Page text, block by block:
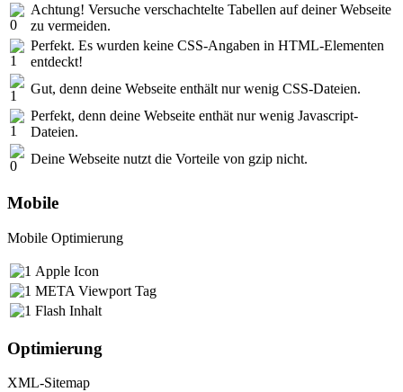
Achtung! Versuche verschachtelte Tabellen auf deiner Webseite
zu vermeiden.
Perfekt. Es wurden keine CSS-Angaben in HTML-Elementen
entdeckt!
Gut, denn deine Webseite enthält nur wenig CSS-Dateien.
Perfekt, denn deine Webseite enthät nur wenig Javascript-
Dateien.
Deine Webseite nutzt die Vorteile von gzip nicht.
Mobile
Mobile Optimierung
Apple Icon
META Viewport Tag
Flash Inhalt
Optimierung
XML-Sitemap